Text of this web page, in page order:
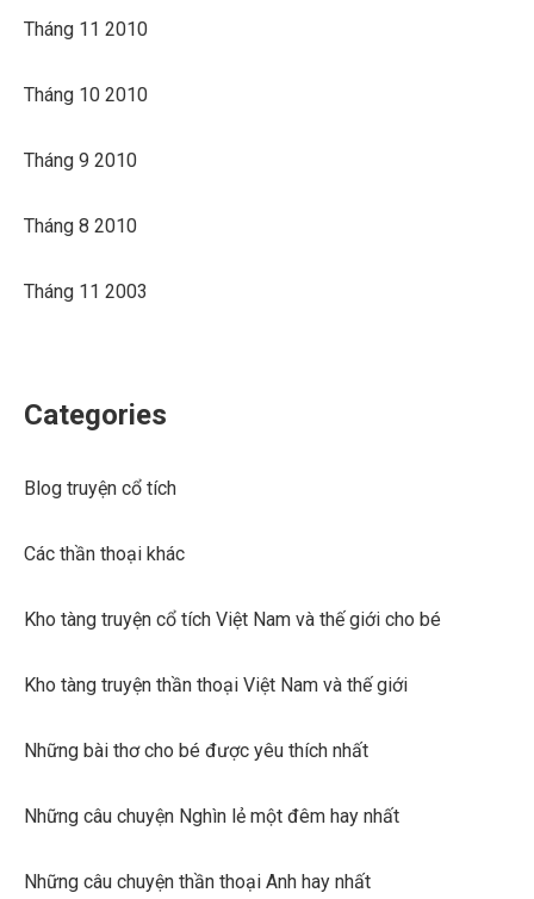
Tháng 11 2010
Tháng 10 2010
Tháng 9 2010
Tháng 8 2010
Tháng 11 2003
Categories
Blog truyện cổ tích
Các thần thoại khác
Kho tàng truyện cổ tích Việt Nam và thế giới cho bé
Kho tàng truyện thần thoại Việt Nam và thế giới
Những bài thơ cho bé được yêu thích nhất
Những câu chuyện Nghìn lẻ một đêm hay nhất
Những câu chuyện thần thoại Anh hay nhất